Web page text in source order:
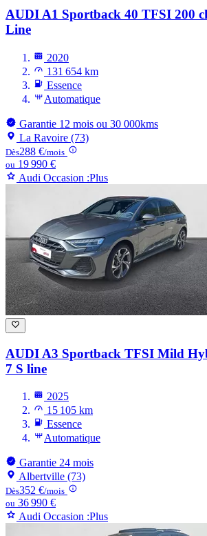
AUDI A1 Sportback 40 TFSI 200
Line
2020
131 654 km
Essence
Automatique
Garantie 12 mois ou 30 000kms
La Ravoire (73)
Dès288 €/mois
ou 19 990 €
Audi Occasion :Plus
AUDI A3 Sportback TFSI Mild
7 S line
2025
15 105 km
Essence
Automatique
Garantie 24 mois
Albertville (73)
Dès352 €/mois
ou 36 990 €
Audi Occasion :Plus